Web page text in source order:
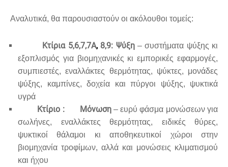
Αναλυτικά, θα παρουσιαστούν οι ακόλουθοι τομείς:
Κτίρια 5,6,7,7A, 8,9: Ψύξη– συστήματα ψύξης κι
εξοπλισμός για βιομηχανικές κι εμπορικές εφαρμογές,
συμπιεστές, εναλλάκτες θερμότητας, ψύκτες, μονάδες
ψύξης, καμπίνες, δοχεία και πύργοι ψύξης, ψυκτικά
υγρά
Κτίριο : Μόνωση– ευρύ φάσμα μονώσεων για
σωλήνες, εναλλάκτες θερμότητας, ειδικές θύρες,
ψυκτικοί θάλαμοι κι αποθηκευτικοί χώροι στην
βιομηχανία τροφίμων, αλλά και μονώσεις κλιματισμού
και ήχου